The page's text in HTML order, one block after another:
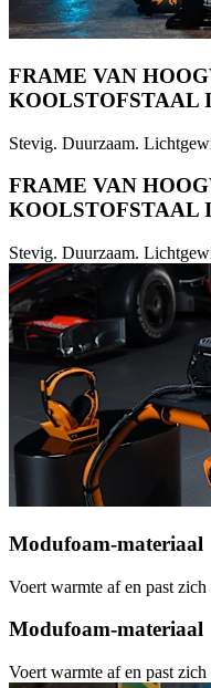
FRAME VAN
KOOLSTOFSTAAL
Stevig. Duurzaam.
FRAME VAN
KOOLSTOFSTAAL
Stevig. Duurzaam.
Modufoam-materiaal
Voert warmte af en past
Modufoam-materiaal
Voert warmte af en past